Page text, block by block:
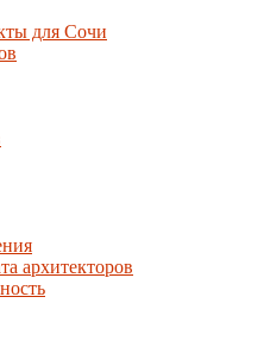
для Сочи
архитекторов